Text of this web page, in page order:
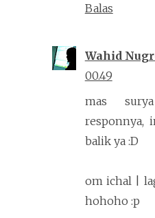
Balas
Wahid
00.49
mas
responnya,
balik ya :D
om ichal |
hohoho :p